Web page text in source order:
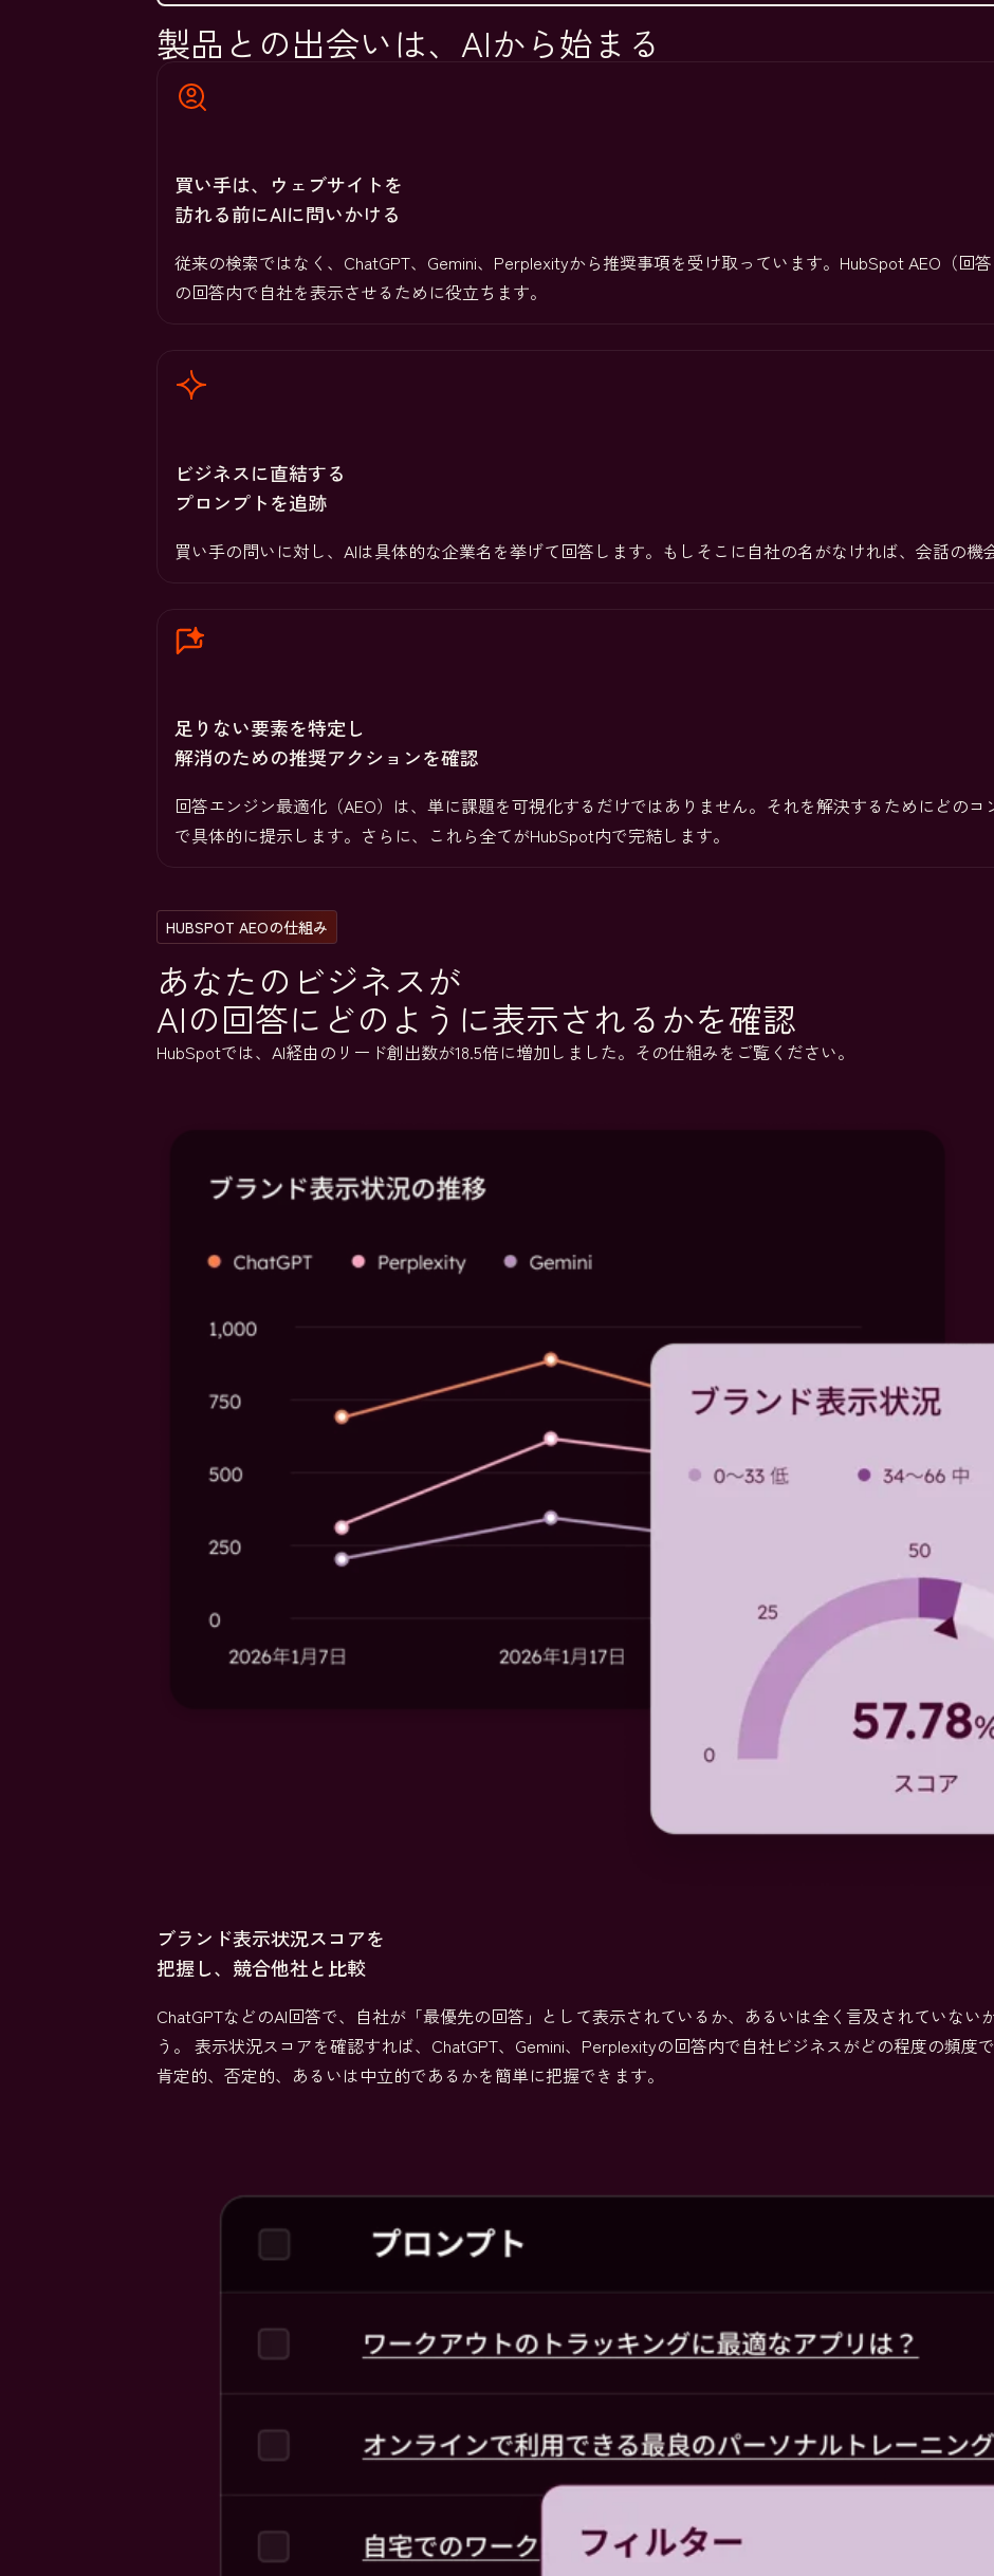
製品との出会いは、AIから始まる
買い手は、ウェブサイトを
訪れる前にAIに問いかける
従来の検索ではなく、ChatGPT、Gemini、Perplexityから推奨事項を受け取っています。HubSpot AEO（回
の回答内で自社を表示させるために役立ちます。
ビジネスに直結する
プロンプトを追跡
買い手の問いに対し、AIは具体的な企業名を挙げて回答します。もしそこに自社の名がなければ、会話の機
足りない要素を特定し
解消のための推奨アクションを確認
回答エンジン最適化（AEO）は、単に課題を可視化するだけではありません。それを解決するためにどの
で具体的に提示します。さらに、これら全てがHubSpot内で完結します。
HUBSPOT AEOの仕組み
あなたのビジネスが
AIの回答にどのように表示されるかを確認
HubSpotでは、AI経由のリード創出数が18.5倍に増加しました。その仕組みをご覧ください。
ブランド表示状況スコアを
把握し、競合他社と比較
ChatGPTなどのAI回答で、自社が「最優先の回答」として表示されているか、あるいは全く言及されていない
う。 表示状況スコアを確認すれば、ChatGPT、Gemini、Perplexityの回答内で自社ビジネスがどの程度の頻度
肯定的、否定的、あるいは中立的であるかを簡単に把握できます。